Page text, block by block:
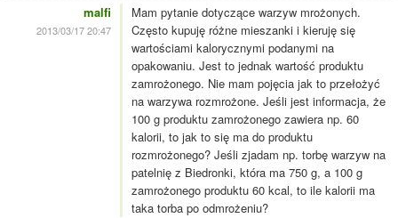
malfi
2013/03/17 20:47
Mam pytanie dotyczące warzyw mrożonych.
Często kupuję różne mieszanki i kieruję się
wartościami kalorycznymi podanymi na
opakowaniu. Jest to jednak wartość produktu
zamrożonego. Nie mam pojęcia jak to przełożyć
na warzywa rozmrożone. Jeśli jest informacja, że
100 g produktu zamrożonego zawiera np. 60
kalorii, to jak to się ma do produktu
rozmrożonego? Jeśli zjadam np. torbę warzyw na
patelnię z Biedronki, która ma 750 g, a 100 g
zamrożonego produktu 60 kcal, to ile kalorii ma
taka torba po odmrożeniu?